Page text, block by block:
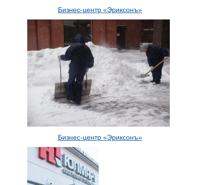
Бизнес-центр «Эриксонъ»
Бизнес-центр «Эриксонъ»